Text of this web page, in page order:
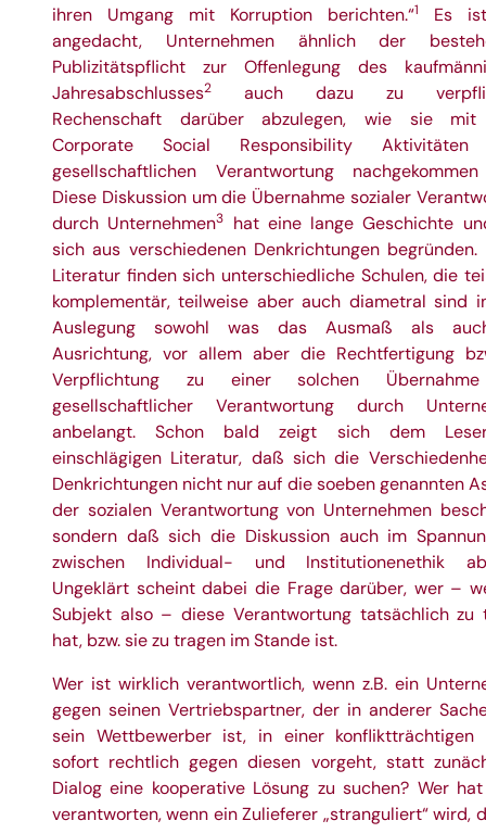
ihren Umgang mit Korruption berichten.“1
Es
angedacht, Unternehmen ähnlich der
Publizitätspflicht zur Offenlegung des
Jahresabschlusses2
auch dazu zu
Rechenschaft darüber abzulegen, wie sie mit
Corporate Social Responsibility
gesellschaftlichen Verantwortung
Diese Diskussion um die Übernahme sozialer
durch Unternehmen3
hat eine lange Geschichte
sich aus verschiedenen Denkrichtungen
Literatur finden sich unterschiedliche Schulen, die
komplementär, teilweise aber auch diametral sind
Auslegung sowohl was das Ausmaß als
Ausrichtung, vor allem aber die Rechtfertigung
Verpflichtung zu einer solchen
gesellschaftlicher Verantwortung durch
anbelangt. Schon bald zeigt sich dem
einschlägigen Literatur, daß sich die
Denkrichtungen nicht nur auf die soeben genannten
der sozialen Verantwortung von Unternehmen
sondern daß sich die Diskussion auch im
zwischen Individual- und Institutionenethik
Ungeklärt scheint dabei die Frage darüber, wer –
Subjekt also – diese Verantwortung tatsächlich zu
hat, bzw. sie zu tragen im Stande ist.
Wer ist wirklich verantwortlich, wenn z.B. ein
gegen seinen Vertriebspartner, der in anderer
sein Wettbewerber ist, in einer konfliktträchtigen
sofort rechtlich gegen diesen vorgeht, statt
Dialog eine kooperative Lösung zu suchen? Wer
verantworten, wenn ein Zulieferer „stranguliert“ wird,